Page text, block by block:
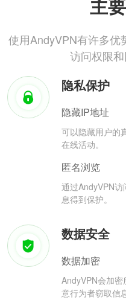
主
使用AndyVPN有许多优
访问权限
隐私保护
隐藏IP地址
可以隐藏用户的
在线活动。
匿名浏览
通过AndyVPN
息得到保护。
数据安全
数据加密
AndyVPN会加
意行为者窃取信